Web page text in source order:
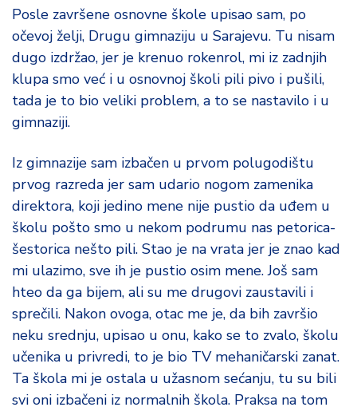
Posle završene osnovne škole upisao sam, po
očevoj želji, Drugu gimnaziju u Sarajevu. Tu nisam
dugo izdržao, jer je krenuo rokenrol, mi iz zadnjih
klupa smo već i u osnovnoj školi pili pivo i pušili,
tada je to bio veliki problem, a to se nastavilo i u
gimnaziji.
Iz gimnazije sam izbačen u prvom polugodištu
prvog razreda jer sam udario nogom zamenika
direktora, koji jedino mene nije pustio da uđem u
školu pošto smo u nekom podrumu nas petorica-
šestorica nešto pili. Stao je na vrata jer je znao kad
mi ulazimo, sve ih je pustio osim mene. Još sam
hteo da ga bijem, ali su me drugovi zaustavili i
sprečili. Nakon ovoga, otac me je, da bih završio
neku srednju, upisao u onu, kako se to zvalo, školu
učenika u privredi, to je bio TV mehaničarski zanat.
Ta škola mi je ostala u užasnom sećanju, tu su bili
svi oni izbačeni iz normalnih škola. Praksa na tom